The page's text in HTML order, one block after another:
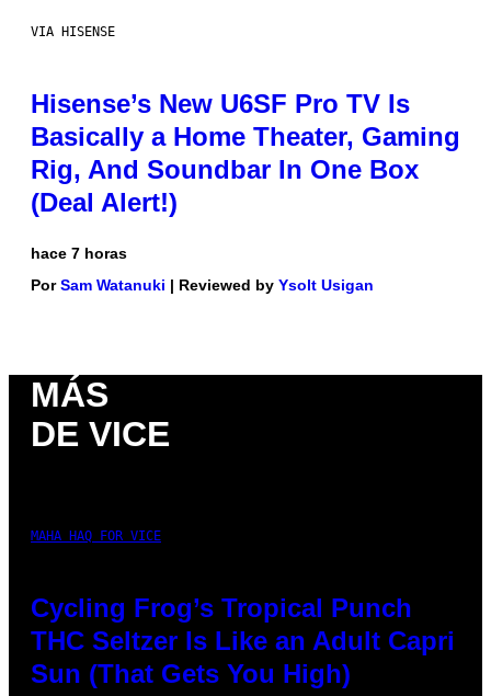
VIA HISENSE
Hisense’s New U6SF Pro TV Is
Basically a Home Theater, Gaming
Rig, And Soundbar In One Box
(Deal Alert!)
hace 7 horas
PorSam Watanuki | Reviewed by Ysolt Usigan
MÁS
DE VICE
MAHA HAQ FOR VICE
Cycling Frog’s Tropical Punch
THC Seltzer Is Like an Adult Capri
Sun (That Gets You High)